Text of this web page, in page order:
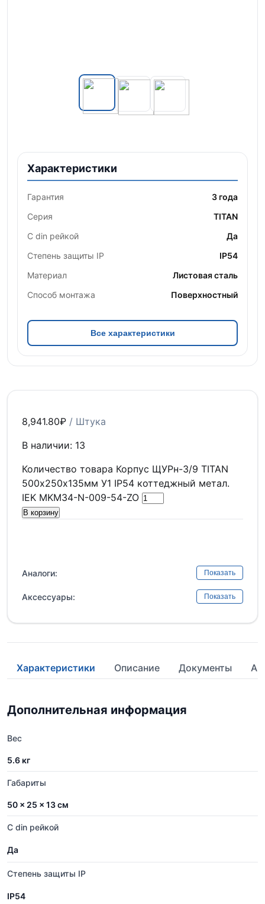
Характеристики
Гарантия
3 года
Серия
TITAN
С din рейкой
Да
Степень защиты IP
IP54
Материал
Листовая сталь
Способ монтажа
Поверхностный
Все характеристики
8,941.80₽ / Штука
В наличии: 13
Количество товара Корпус ЩУРн-3/9 TITAN
500х250х135мм У1 IP54 коттеджный метал.
IEK MKM34-N-009-54-ZO
В корзину
Аналоги: Показать
Аксессуары: Показать
Характеристики Описание Документы
Дополнительная информация
Вес
5.6 кг
Габариты
50 × 25 × 13 см
С din рейкой
Да
Степень защиты IP
IP54